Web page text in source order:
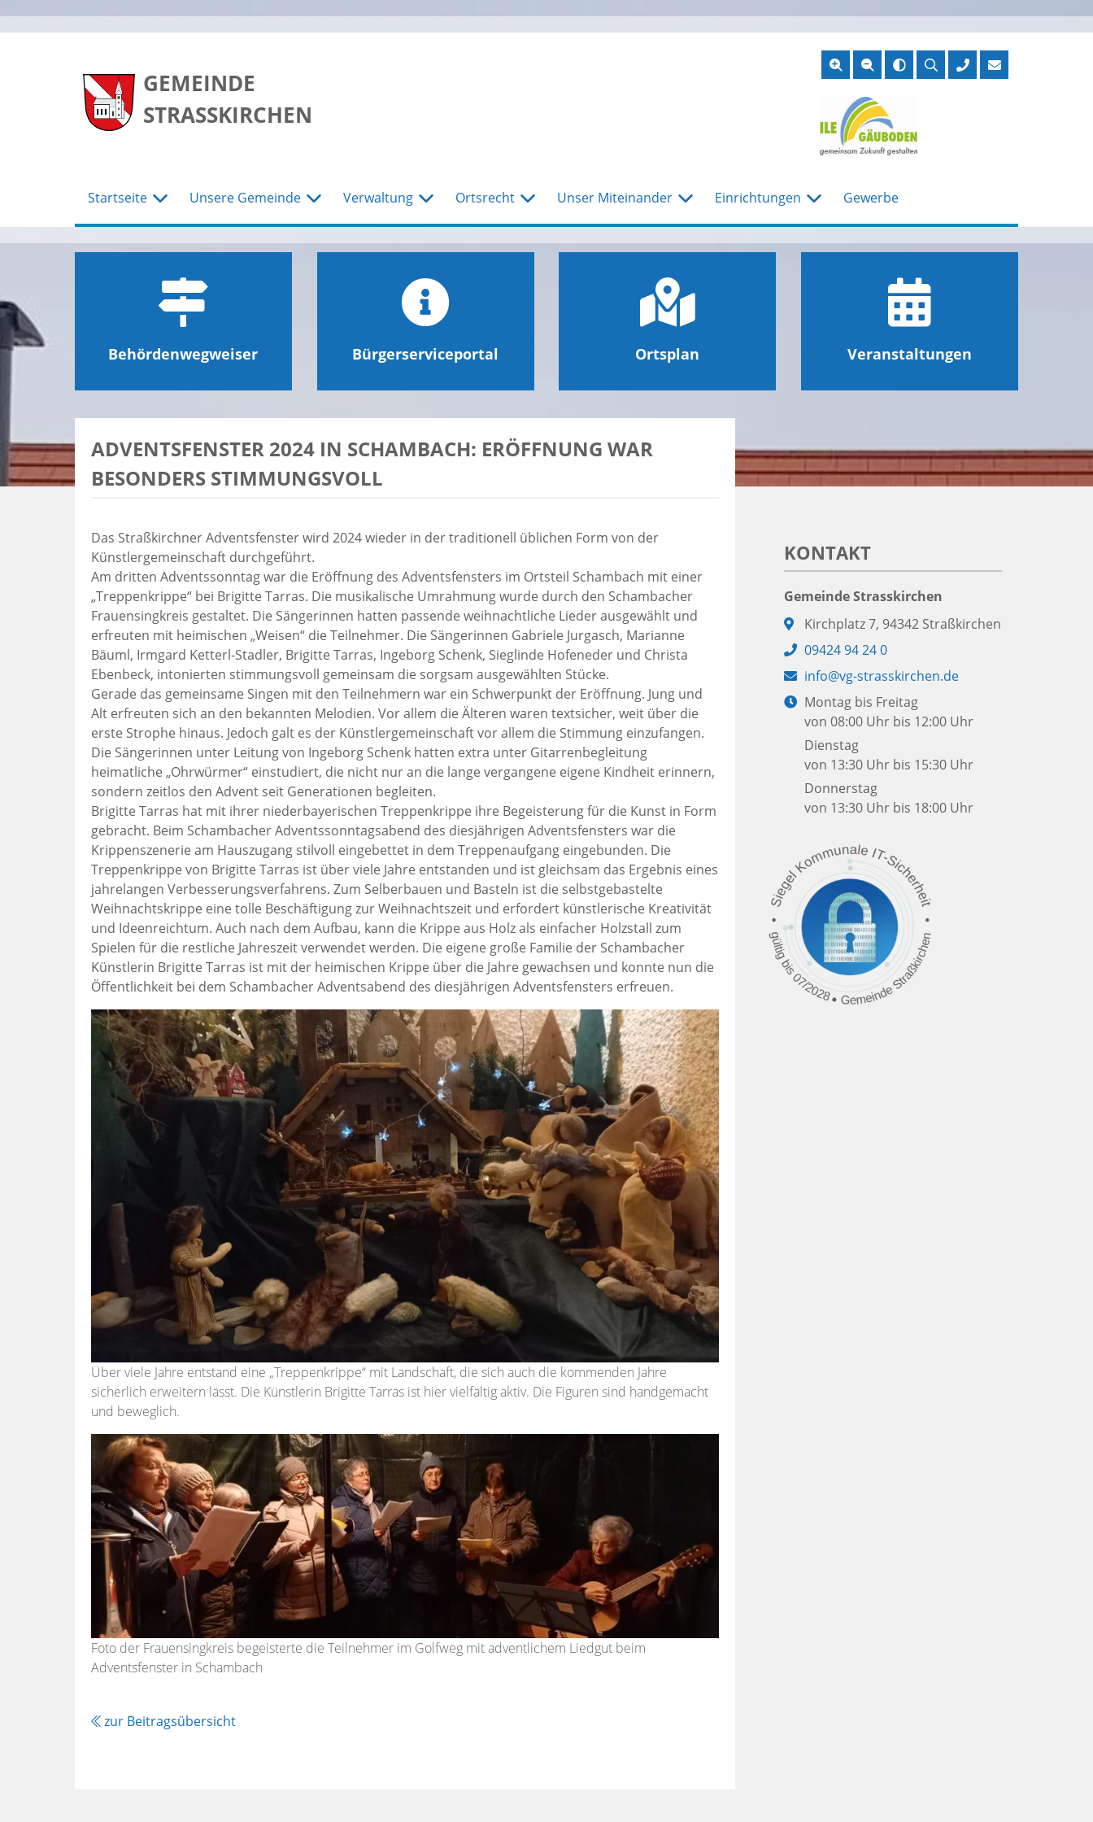
GEMEINDE
STRASSKIRCHEN
Suche
Startseite Unsere Gemeinde Verwaltung Ortsrecht Unser Miteinander Einrichtungen Gewerbe
Behördenwegweiser Bürgerserviceportal Ortsplan Veranstaltungen
ADVENTSFENSTER 2024 IN SCHAMBACH: ERÖFFNUNG WAR
BESONDERS STIMMUNGSVOLL
Das Straßkirchner Adventsfenster wird 2024 wieder in der traditionell üblichen Form von der
Künstlergemeinschaft durchgeführt.
Am dritten Adventssonntag war die Eröffnung des Adventsfensters im Ortsteil Schambach mit einer
„Treppenkrippe“ bei Brigitte Tarras. Die musikalische Umrahmung wurde durch den Schambacher
Frauensingkreis gestaltet. Die Sängerinnen hatten passende weihnachtliche Lieder ausgewählt und
erfreuten mit heimischen „Weisen“ die Teilnehmer. Die Sängerinnen Gabriele Jurgasch, Marianne
Bäuml, Irmgard Ketterl-Stadler, Brigitte Tarras, Ingeborg Schenk, Sieglinde Hofeneder und Christa
Ebenbeck, intonierten stimmungsvoll gemeinsam die sorgsam ausgewählten Stücke.
Gerade das gemeinsame Singen mit den Teilnehmern war ein Schwerpunkt der Eröffnung. Jung und
Alt erfreuten sich an den bekannten Melodien. Vor allem die Älteren waren textsicher, weit über die
erste Strophe hinaus. Jedoch galt es der Künstlergemeinschaft vor allem die Stimmung einzufangen.
Die Sängerinnen unter Leitung von Ingeborg Schenk hatten extra unter Gitarrenbegleitung
heimatliche „Ohrwürmer“ einstudiert, die nicht nur an die lange vergangene eigene Kindheit erinnern,
sondern zeitlos den Advent seit Generationen begleiten.
Brigitte Tarras hat mit ihrer niederbayerischen Treppenkrippe ihre Begeisterung für die Kunst in Form
gebracht. Beim Schambacher Adventssonntagsabend des diesjährigen Adventsfensters war die
Krippenszenerie am Hauszugang stilvoll eingebettet in dem Treppenaufgang eingebunden. Die
Treppenkrippe von Brigitte Tarras ist über viele Jahre entstanden und ist gleichsam das Ergebnis eines
jahrelangen Verbesserungsverfahrens. Zum Selberbauen und Basteln ist die selbstgebastelte
Weihnachtskrippe eine tolle Beschäftigung zur Weihnachtszeit und erfordert künstlerische Kreativität
und Ideenreichtum. Auch nach dem Aufbau, kann die Krippe aus Holz als einfacher Holzstall zum
Spielen für die restliche Jahreszeit verwendet werden. Die eigene große Familie der Schambacher
Künstlerin Brigitte Tarras ist mit der heimischen Krippe über die Jahre gewachsen und konnte nun die
Öffentlichkeit bei dem Schambacher Adventsabend des diesjährigen Adventsfensters erfreuen.
Über viele Jahre entstand eine „Treppenkrippe“ mit Landschaft, die sich auch die kommenden Jahre
sicherlich erweitern lässt. Die Künstlerin Brigitte Tarras ist hier vielfältig aktiv. Die Figuren sind handgemacht
und beweglich.
Foto der Frauensingkreis begeisterte die Teilnehmer im Golfweg mit adventlichem Liedgut beim
Adventsfenster in Schambach
zur Beitragsübersicht
KONTAKT
Gemeinde Strasskirchen
Adresse:
Kirchplatz 7, 94342 Straßkirchen
Telefon:
09424 94 24 0
E-
Mail:
info@vg-strasskirchen.de
Öffnungszeiten:
Montag bis Freitag
von 08:00 Uhr bis 12:00 Uhr
Dienstag
von 13:30 Uhr bis 15:30 Uhr
Donnerstag
von 13:30 Uhr bis 18:00 Uhr